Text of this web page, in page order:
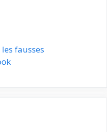
fausses